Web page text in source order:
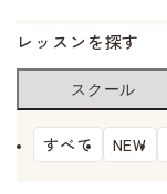
レッスンを探す
スクール
すべて NEW